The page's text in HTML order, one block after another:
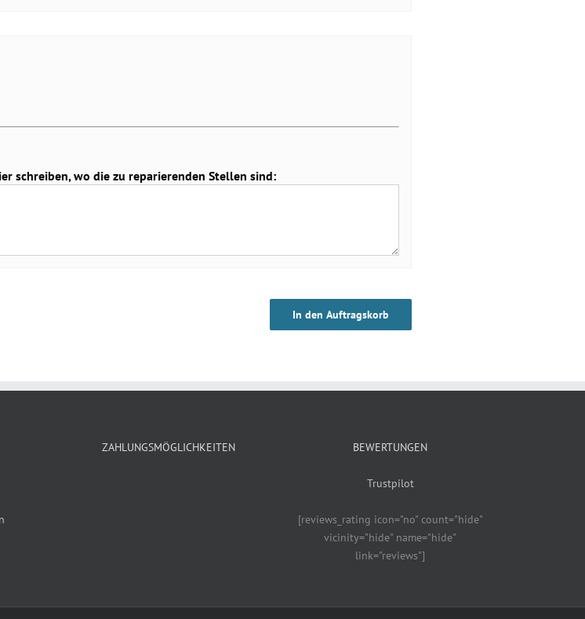
schreiben, wo die zu reparierenden Stellen sind:
In den Auftragskorb
ZAHLUNGSMÖGLICHKEITEN BEWERTUNGEN
Trustpilot
[reviews_rating icon="no" count="hide"
vicinity="hide" name="hide"
link="reviews"]